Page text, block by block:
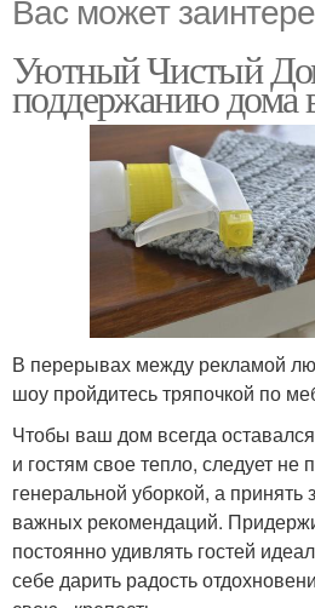
Вас может
Уютный Чистый
поддержанию дома
В перерывах между рекламой
шоу пройдитесь тряпочкой по
Чтобы ваш дом всегда
и гостям свое тепло, следует не
генеральной уборкой, а принять
важных рекомендаций.
постоянно удивлять гостей
себе дарить радость